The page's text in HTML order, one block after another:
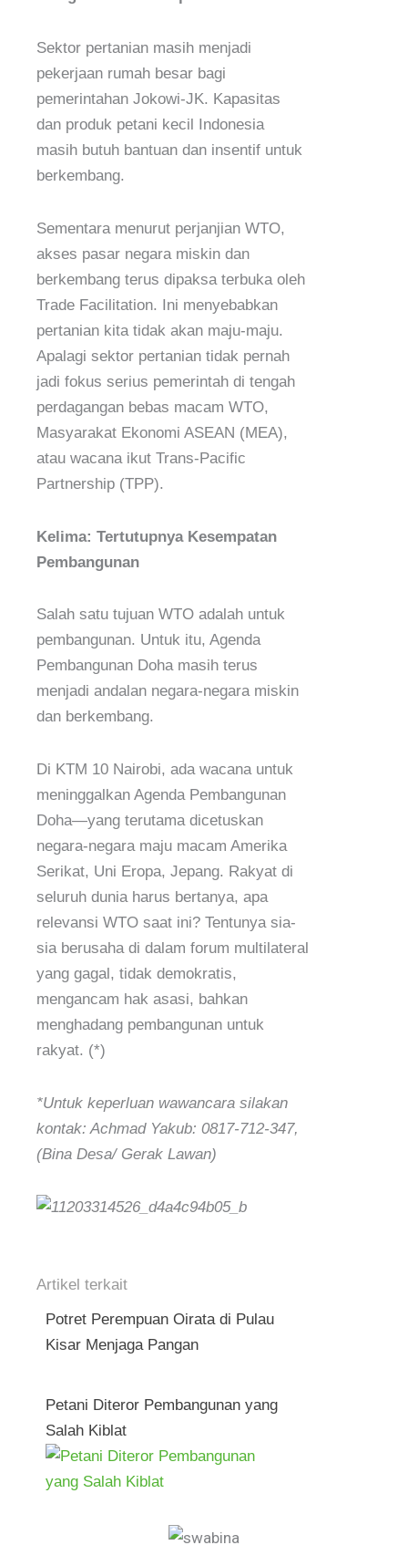
Sektor pertanian masih menjadi
pekerjaan rumah besar bagi
pemerintahan Jokowi-JK. Kapasitas
dan produk petani kecil Indonesia
masih butuh bantuan dan insentif untuk
berkembang.
Sementara menurut perjanjian WTO,
akses pasar negara miskin dan
berkembang terus dipaksa terbuka oleh
Trade Facilitation. Ini menyebabkan
pertanian kita tidak akan maju-maju.
Apalagi sektor pertanian tidak pernah
jadi fokus serius pemerintah di tengah
perdagangan bebas macam WTO,
Masyarakat Ekonomi ASEAN (MEA),
atau wacana ikut Trans-Pacific
Partnership (TPP).
Kelima: Tertutupnya Kesempatan
Pembangunan
Salah satu tujuan WTO adalah untuk
pembangunan. Untuk itu, Agenda
Pembangunan Doha masih terus
menjadi andalan negara-negara miskin
dan berkembang.
Di KTM 10 Nairobi, ada wacana untuk
meninggalkan Agenda Pembangunan
Doha—yang terutama dicetuskan
negara-negara maju macam Amerika
Serikat, Uni Eropa, Jepang. Rakyat di
seluruh dunia harus bertanya, apa
relevansi WTO saat ini? Tentunya sia-
sia berusaha di dalam forum multilateral
yang gagal, tidak demokratis,
mengancam hak asasi, bahkan
menghadang pembangunan untuk
rakyat. (*)
*Untuk keperluan wawancara silakan
kontak: Achmad Yakub: 0817-712-347,
(Bina Desa/ Gerak Lawan)
Artikel terkait
Potret Perempuan Oirata di Pulau
Kisar Menjaga Pangan
Petani Diteror Pembangunan yang
Salah Kiblat